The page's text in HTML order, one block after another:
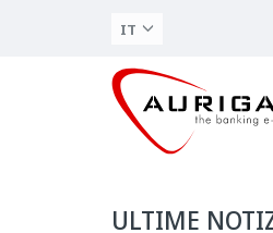
IT
ULTIME